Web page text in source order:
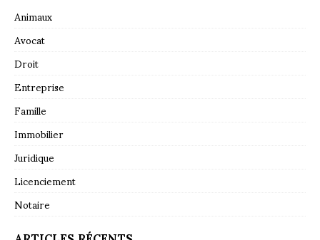
Animaux
Avocat
Droit
Entreprise
Famille
Immobilier
Juridique
Licenciement
Notaire